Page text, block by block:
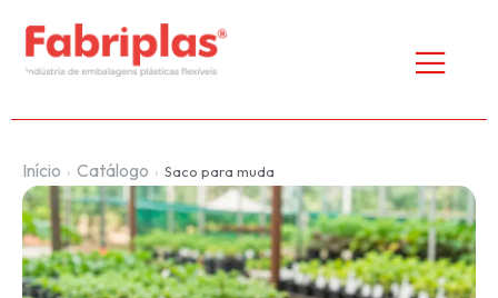
Início › Catálogo › Saco para muda